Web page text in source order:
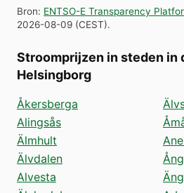
Bron: ENTSO-E Transparency
2026-08-09 (CEST).
Stroomprijzen in steden in
Helsingborg
Åkersberga
Alingsås
Älmhult
Älvdalen
Alvesta